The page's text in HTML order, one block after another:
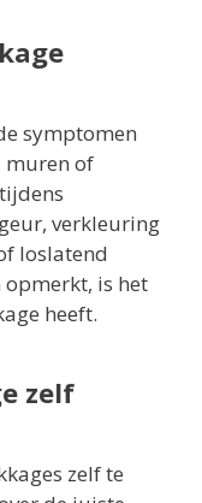
symptomen
muren of
verkleuring
loslatend
opmerkt, is het
heeft.
zelf
zelf te